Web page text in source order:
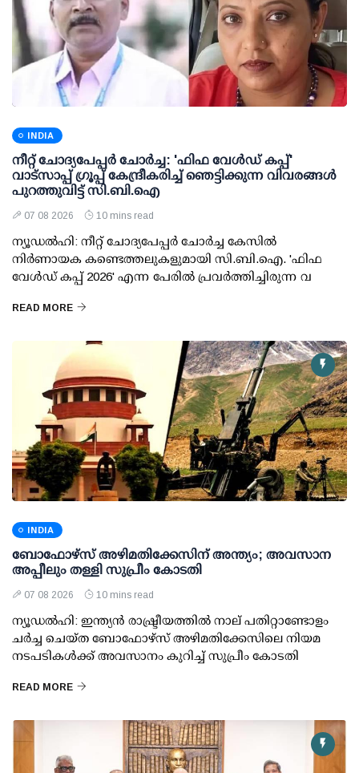
INDIA
നീറ്റ് ചോദ്യപേപ്പര്‍ ചോര്‍ച്ച: 'ഫിഫ വേള്‍ഡ് കപ്പ്'
വാട്സാപ്പ് ഗ്രൂപ്പ് കേന്ദ്രീകരിച്ച് ഞെട്ടിക്കുന്ന വിവരങ്ങള്‍
പുറത്തുവിട്ട് സി.ബി.ഐ
07 08 2026 10 mins read
ന്യൂഡല്‍ഹി: നീറ്റ് ചോദ്യപേപ്പര്‍ ചോര്‍ച്ച കേസില്‍
നിര്‍ണായക കണ്ടെത്തലുകളുമായി സി.ബി.ഐ. 'ഫിഫ
വേള്‍ഡ് കപ്പ് 2026' എന്ന പേരില്‍ പ്രവര്‍ത്തിച്ചിരുന്ന വ
READ MORE
INDIA
ബോഫോഴ്സ് അഴിമതിക്കേസിന് അന്ത്യം; അവസാന
അപ്പീലും തള്ളി സുപ്രീം കോടതി
07 08 2026 10 mins read
ന്യൂഡല്‍ഹി: ഇന്ത്യന്‍ രാഷ്ട്രീയത്തില്‍ നാല് പതിറ്റാണ്ടോളം
ചര്‍ച്ച ചെയ്ത ബോഫോഴ്സ് അഴിമതിക്കേസിലെ നിയമ
നടപടികള്‍ക്ക് അവസാനം കുറിച്ച് സുപ്രീം കോടതി
READ MORE